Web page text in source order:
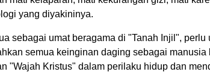
yang diyakininya.
sebagai umat beragama di "Tanah Injil", perlu
semua keinginan daging sebagai manusia
"Wajah Kristus" dalam perilaku hidup dan